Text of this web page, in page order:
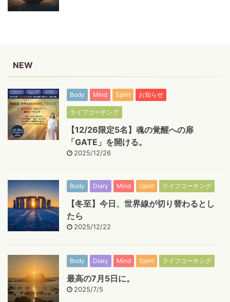
NEW
Body Mind Spirit お知らせ
ライフコーチング
【12/26限定5名】魂の覚醒への扉
「GATE」を開ける。
2025/12/26
Body Diary Mind Spirit ライフコーチング
【冬至】今日、世界線が切り替わるとし
たら
2025/12/22
Body Diary Mind Spirit ライフコーチング
最高の7月5日に。
2025/7/5